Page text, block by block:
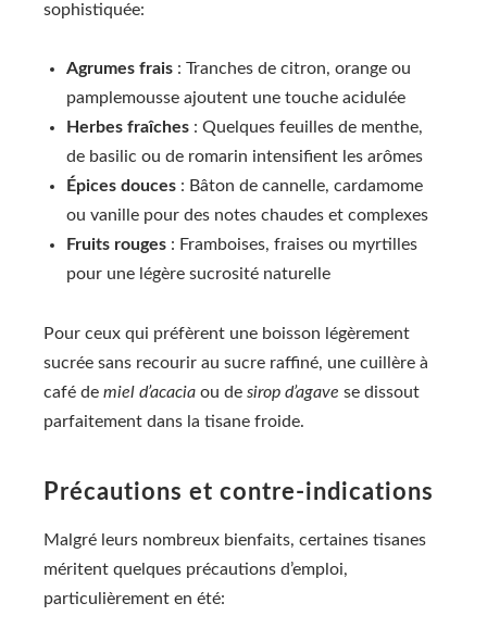
sophistiquée:
Agrumes frais : Tranches de citron, orange ou
pamplemousse ajoutent une touche acidulée
Herbes fraîches : Quelques feuilles de menthe,
de basilic ou de romarin intensifient les arômes
Épices douces : Bâton de cannelle, cardamome
ou vanille pour des notes chaudes et complexes
Fruits rouges : Framboises, fraises ou myrtilles
pour une légère sucrosité naturelle
Pour ceux qui préfèrent une boisson légèrement
sucrée sans recourir au sucre raffiné, une cuillère à
café de miel d’acacia ou de sirop d’agave se dissout
parfaitement dans la tisane froide.
Précautions et contre-indications
Malgré leurs nombreux bienfaits, certaines tisanes
méritent quelques précautions d’emploi,
particulièrement en été: